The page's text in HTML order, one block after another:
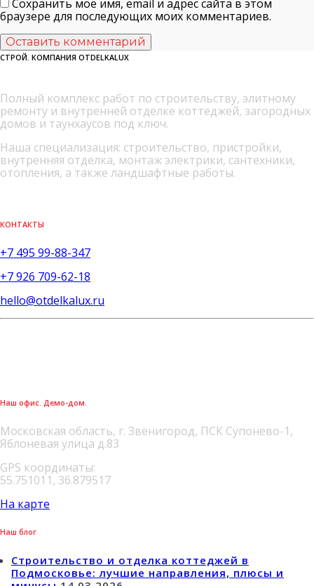
Сохранить моё имя, email и адрес сайта в этом
браузере для последующих моих комментариев.
СТРОЙ. КОМПАНИЯ OTDELKALUX
Полный комплекс работ по строительству, элитному
ремонту и внутренней отделке коттеджей, загородных
домов и таунхаусов под ключ.
Наша специализация: строительство, пристройки,
внутренняя отделка, монтаж электрики, сантехники,
отопления, а также ландшафтные работы.
КОНТАКТЫ
+7 495 99-88-347
+7 926 709-62-18
hello@otdelkalux.ru
Наш офис. Демо-дом.
Московская область, г. Звенигород, ПСК Супонево-1,
Яблоневая улица д.83
GPS координаты:
55.751011, 36.879517
На карте
Наш блог
Строительство и отделка коттеджей в
Подмосковье: лучшие направления, плюсы и